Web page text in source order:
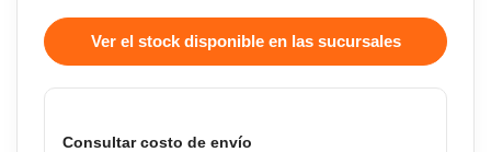
Ver el stock disponible en las sucursales
Consultar costo de envío